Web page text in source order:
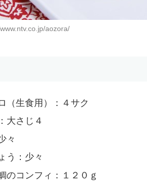
aozora/
（生食用）：４サク
大さじ４
々
う：少々
のコンフィ：１２０ｇ